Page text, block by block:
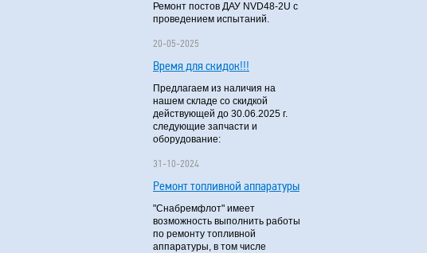
Ремонт постов ДАУ NVD48-2U с
проведением испытаний.
20-05-2025
Время для скидок!!!
Предлагаем из наличия на
нашем складе со скидкой
действующей до 30.06.2025 г.
следующие запчасти и
оборудование:
31-10-2024
Ремонт топливной аппаратуры
"Снабремфлот" имеет
возможность выполнить работы
по ремонту топливной
аппаратуры, в том числе